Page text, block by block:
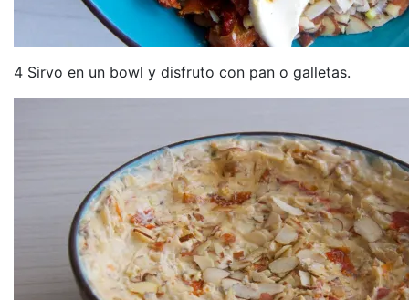
4 Sirvo en un bowl y disfruto con pan o galletas.